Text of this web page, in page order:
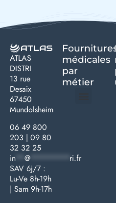
ATLAS
DISTRI
13 rue
Desaix
67450
Mundolsheim
06 49 800
203 | 09 80
32 32 25
in
@
ri.fr
SAV 6j/7 :
Lu-Ve 8h-19h
| Sam 9h-17h
médicales
par
métier